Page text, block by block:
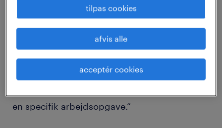
IfølgeHarvard Human Resourcesbliver
midlertidige medarbejdere "brugt til
midlertidigt at supplere den faste
arbejdsstyrke, erstatte en medarbejder på
orlov, udfylde en ledig stilling eller tilføre
en specifik arbejdsopgave.”
tilpas cookies
afvis alle
acceptér cookies